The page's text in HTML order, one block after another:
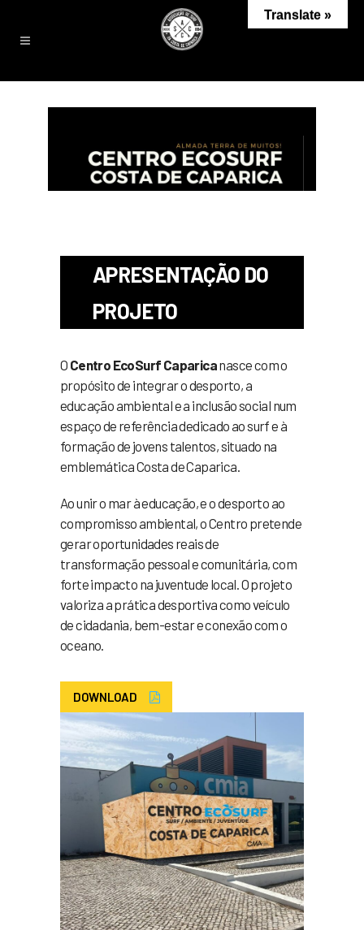
APRESENTAÇÃO DO
PROJETO
O Centro EcoSurf Caparicanasce com o
propósito de integrar o desporto, a
educação ambiental e a inclusão social num
espaço de referência dedicado ao surf e à
formação de jovens talentos, situado na
emblemática Costa de Caparica.
Ao unir o mar à educação, e o desporto ao
compromisso ambiental, o Centro pretende
gerar oportunidades reais de
transformação pessoal e comunitária, com
forte impacto na juventude local. O projeto
valoriza a prática desportiva como veículo
de cidadania, bem-estar e conexão com o
oceano.
DOWNLOAD
Translate »